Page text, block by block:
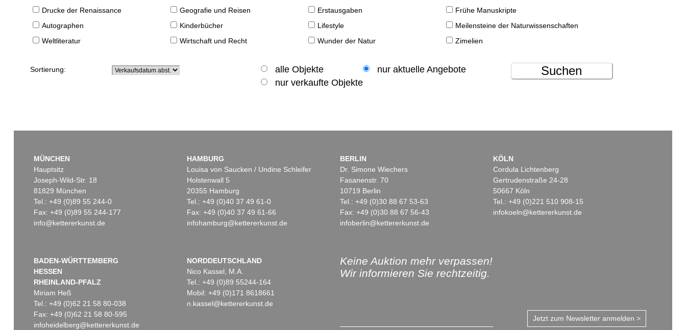
Drucke der Renaissance
Geografie und Reisen Erstausgaben
Frühe Manuskripte
Autographen
Kinderbücher Lifestyle
Meilensteine der Naturwissenschaften
Weltliteratur
Wirtschaft und Recht Wunder der Natur Zimelien
Sortierung: alle Objekte
nur aktuelle Angebote
nur verkaufte Objekte
Suchen
MÜNCHEN
Hauptsitz
Joseph-Wild-Str. 18
81829 München
Tel.: +49 (0)89 55 244-0
Fax: +49 (0)89 55 244-177
info@kettererkunst.de
HAMBURG
Louisa von Saucken / Undine Schleifer
Holstenwall 5
20355 Hamburg
Tel.: +49 (0)40 37 49 61-0
Fax: +49 (0)40 37 49 61-66
infohamburg@kettererkunst.de
BERLIN
Dr. Simone Wiechers
Fasanenstr. 70
10719 Berlin
Tel.: +49 (0)30 88 67 53-63
Fax: +49 (0)30 88 67 56-43
infoberlin@kettererkunst.de
KÖLN
Cordula Lichtenberg
Gertrudenstraße 24-28
50667 Köln
Tel.: +49 (0)221 510 908-15
infokoeln@kettererkunst.de
BADEN-WÜRTTEMBERG
HESSEN
RHEINLAND-PFALZ
Miriam Heß
Tel.: +49 (0)62 21 58 80-038
Fax: +49 (0)62 21 58 80-595
infoheidelberg@kettererkunst.de
NORDDEUTSCHLAND
Nico Kassel, M.A.
Tel.: +49 (0)89 55244-164
Mobil: +49 (0)171 8618661
n.kassel@kettererkunst.de
Keine Auktion mehr verpassen!
Wir informieren Sie rechtzeitig.
Jetzt zum Newsletter anmelden >